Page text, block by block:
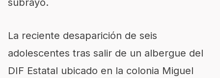
subrayó.
La reciente desaparición de seis
adolescentes tras salir de un albergue del
DIF Estatal ubicado en la colonia Miguel